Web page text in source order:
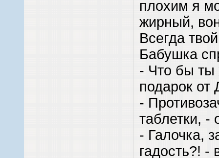
плохим я
жирный,
Всегда
Бабушка
- Что бы ты
подарок
-
таблетки, -
- Галочка,
гадость?! -